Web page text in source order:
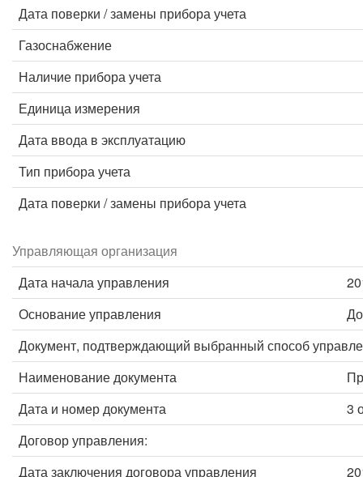
Дата поверки / замены прибора учета
Газоснабжение
Наличие прибора учета
Единица измерения
Дата ввода в эксплуатацию
Тип прибора учета
Дата поверки / замены прибора учета
Управляющая организация
Дата начала управления
Основание управления
Документ, подтверждающий выбранный способ
Наименование документа
Дата и номер документа
3
Договор управления:
Дата заключения договора управления